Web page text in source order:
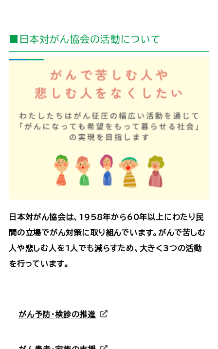
■日本対がん協会の活動について
日本対がん協会は、1958年から60年以上にわたり民
間の立場でがん対策に取り組んでいます。がんで苦しむ
人や悲しむ人を1人でも減らすため、大きく3つの活動
を行っています。
がん予防・検診の推進